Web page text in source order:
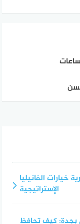
الفانيليا
الإستراتيجية
بجدة: كيف تحافظ